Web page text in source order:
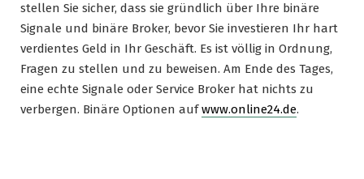
stellen Sie sicher, dass sie gründlich über Ihre binäre
Signale und binäre Broker, bevor Sie investieren Ihr hart
verdientes Geld in Ihr Geschäft. Es ist völlig in Ordnung,
Fragen zu stellen und zu beweisen. Am Ende des Tages,
eine echte Signale oder Service Broker hat nichts zu
verbergen. Binäre Optionen aufwww.online24.de.